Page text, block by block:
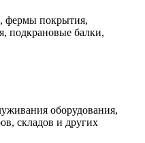
фермы покрытия,
подкрановые балки,
оборудования,
складов и других